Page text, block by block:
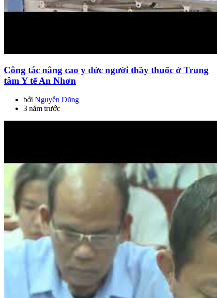
Công tác nâng cao y đức người thầy thuốc ở Trung
tâm Y tế An Nhơn
bởi Nguyễn Dũng
3 năm trước